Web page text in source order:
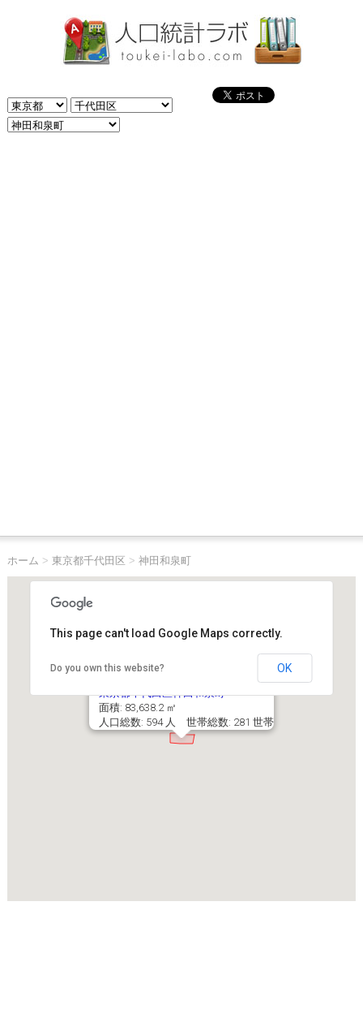
ホーム > 東京都千代田区 > 神田和泉町
東京都千代田区神田和泉町
面積: 83,638.2 ㎡
人口総数: 594 人 世帯総数: 281 世帯
This page can't load Google Maps correctly.
Do you own this website? OK